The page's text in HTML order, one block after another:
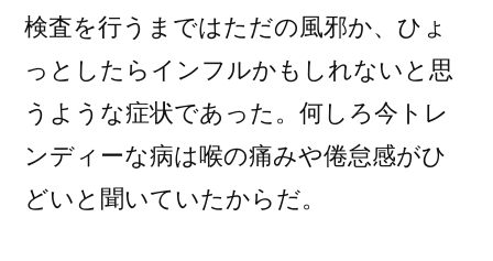
検査を行うまではただの風邪か、ひょ
っとしたらインフルかもしれないと思
うような症状であった。何しろ今トレ
ンディーな病は喉の痛みや倦怠感がひ
どいと聞いていたからだ。